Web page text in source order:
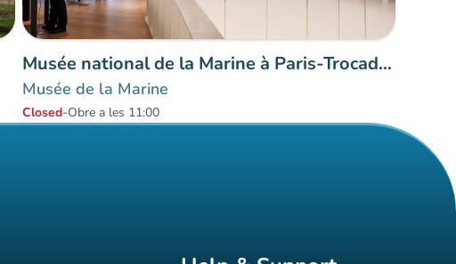
Musée national de la Marine à Paris-Trocadéro
Musée de la Marine
Closed-Obre a les 11:00